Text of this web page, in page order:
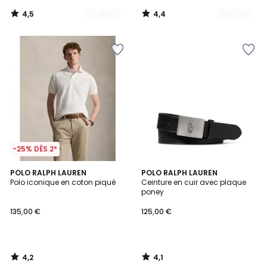
4,5
/
4,4
/
-25% DÈS 2*
POLO RALPH LAUREN
Polo iconique en coton piqué
135,00 €
4,2
/ 5
4,2
/
POLO RALPH LAUREN
Ceinture en cuir avec plaque
poney
125,00 €
4,1
/ 5
4,1
/